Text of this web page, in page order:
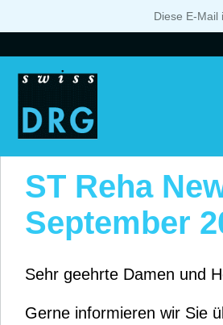
Diese E-Mail
ST Reha
September
Sehr geehrte Damen und
Gerne informieren wir Sie